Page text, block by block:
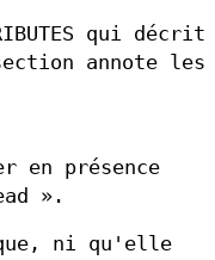
qui
annote les
en présence
».
ni qu'elle